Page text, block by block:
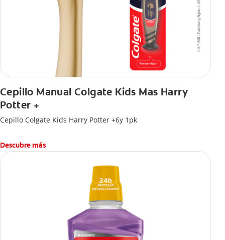
Cepillo Manual Colgate Kids Mas Harry
Potter +
Cepillo Colgate Kids Harry Potter +6y 1pk
Descubre más